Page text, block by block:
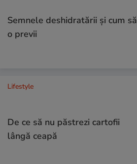
Semnele deshidratării și cum să
o previi
Lifestyle
De ce să nu păstrezi cartofii
lângă ceapă